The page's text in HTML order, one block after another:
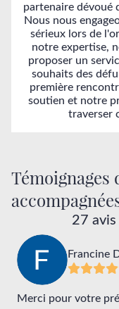
partenaire dévoué
Nous nous
sérieux lors de
notre expertise,
proposer un
souhaits des
première
soutien et notre
traverser
Témoignages
27
Francine
Merci pour votre